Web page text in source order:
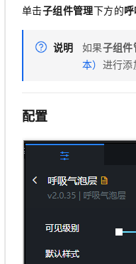
单击子组件管理下方的
说明 如果子组件
本） 进行添
配置
千问AI平台-模型体验
在线体验全尺寸、多种模态的模型
Happy 系列大模型
大模型解决方案
AI 产品 免费试用
1亿+ 大模型 tokens 和 30+ 款产品
140+云产品 免费试用
产品新客免费试用，最长12个月
助力企业全员 AI 认知与能力提升
AI空中课堂在线直播课堂（旗
行业生态解决方案
开发者生态解决方案
云开发大赛
入门学习赛